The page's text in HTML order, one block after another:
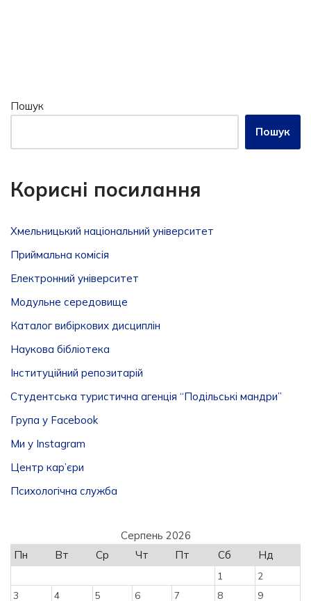
Пошук
Пошук
Корисні посилання
Хмельницький національний університет
Приймальна комісія
Електронний університет
Модульне середовище
Каталог вибіркових дисциплін
Наукова бібліотека
Інституційний репозитарій
Студентська туристична агенція “Подільські мандри”
Група у Facebook
Ми у Instagram
Центр кар’єри
Психологічна служба
Серпень 2026
Пн
Вт Ср Чт Пт Сб Нд
1
2
3
4 5 6 7 8
9